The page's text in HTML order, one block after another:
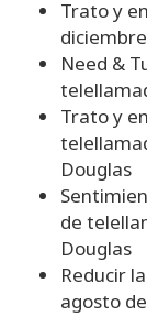
Trato y
Need &
Trato y
Douglas
de
Douglas
Reducir
agosto